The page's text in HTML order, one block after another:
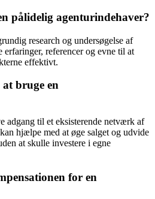
pålidelig agenturindehaver?
research og undersøgelse af
erfaringer, referencer og evne til at
effektivt.
bruge en
adgang til et eksisterende netværk af
hjælpe med at øge salget og udvide
at skulle investere i egne
for en